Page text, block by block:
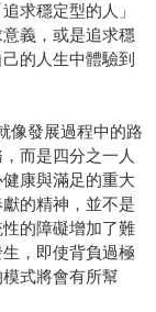
求穩定型的人」
義，或是追求穩
的人生中體驗到
像發展過程中的路
而是四分之一人
康與滿足的重大
的精神，並不是
的障礙增加了難
，即使背負過極
式將會有所幫